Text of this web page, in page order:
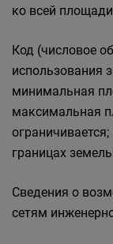
ко всей
Код (числовое
использования
минимальная
максимальная
границах
Сведения о
сетям